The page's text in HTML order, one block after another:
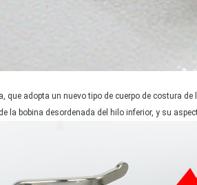
que adopta un nuevo tipo de cuerpo de costura
la bobina desordenada del hilo inferior, y su